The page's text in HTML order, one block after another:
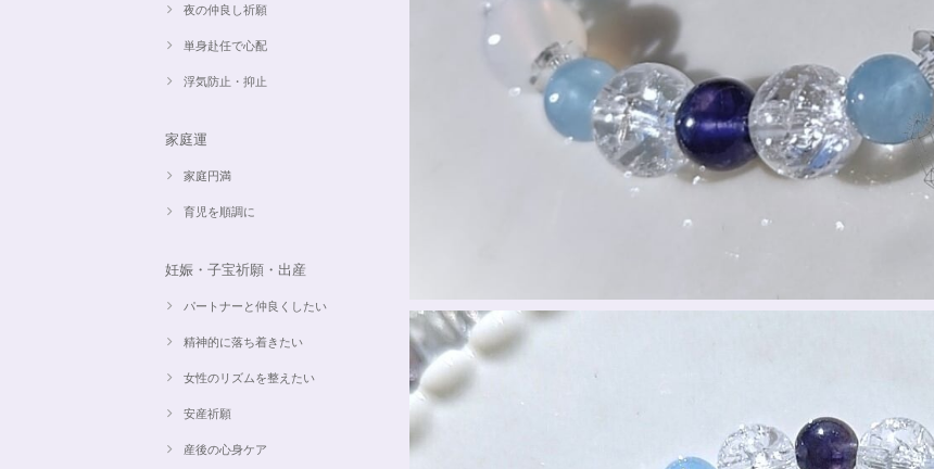
夜の仲良し祈願
単身赴任で心配
浮気防止・抑止
家庭運
家庭円満
育児を順調に
妊娠・子宝祈願・出産
パートナーと仲良くしたい
精神的に落ち着きたい
女性のリズムを整えたい
安産祈願
産後の心身ケア